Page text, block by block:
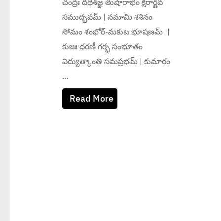
చంద్రః దథిశజ్ఞ తుషారాభం క్షీరార్ణవ
సముద్భవమ్ | నమామి శశినం
సోమం శంభోర్-మకుట భూషణమ్ ||
కుజః ధరణీ గర్భ సంభూతం
విద్యుత్కాంతి సమప్రభమ్ | కుమారం
…
Read More